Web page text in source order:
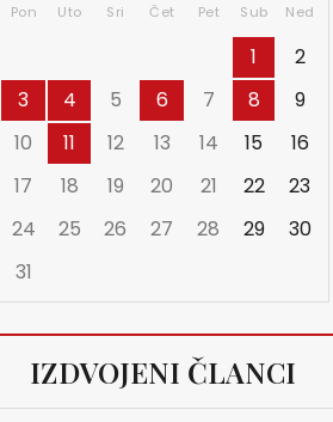
Pon Uto Sri Čet Pet Sub Ned
1
2
3
4 5 6 7 8
9
10
11 12 13 14 15
16
17
18 19 20 21 22
23
24
25 26 27 28 29
30
31
IZDVOJENI ČLANCI